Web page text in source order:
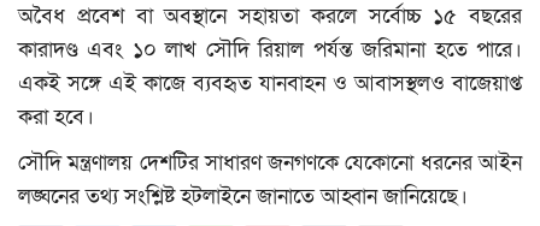
আমাদের পরিবার
অবৈধ প্রবেশ বা অবস্থানে সহায়তা করলে সর্বোচ্চ ১৫ বছরের
কারাদণ্ড এবং ১০ লাখ সৌদি রিয়াল পর্যন্ত জরিমানা হতে পারে।
একই সঙ্গে এই কাজে ব্যবহৃত যানবাহন ও আবাসস্থলও বাজেয়াপ্ত
করা হবে।
সৌদি মন্ত্রণালয় দেশটির সাধারণ জনগণকে যেকোনো ধরনের আইন
লঙ্ঘনের তথ্য সংশ্লিষ্ট হটলাইনে জানাতে আহ্বান জানিয়েছে।